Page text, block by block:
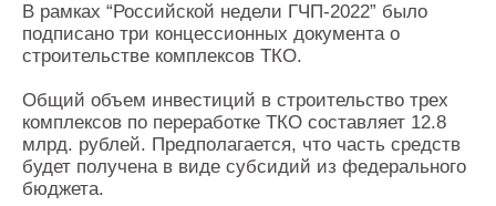
В рамках “Российской недели ГЧП-2022” было
подписано три концессионных документа о
строительстве комплексов ТКО.
Общий объем инвестиций в строительство трех
комплексов по переработке ТКО составляет 12.8
млрд. рублей. Предполагается, что часть средств
будет получена в виде субсидий из федерального
бюджета.